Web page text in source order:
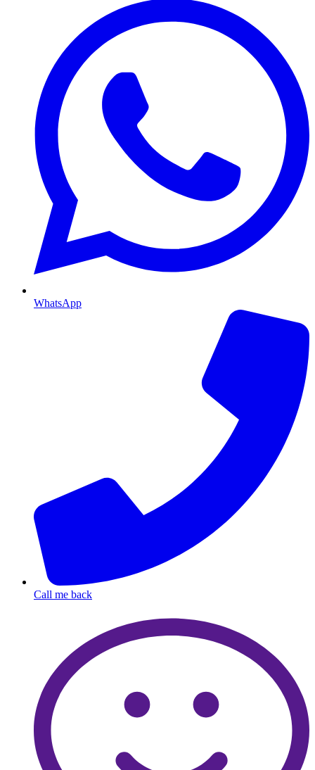
WhatsApp
Call me back